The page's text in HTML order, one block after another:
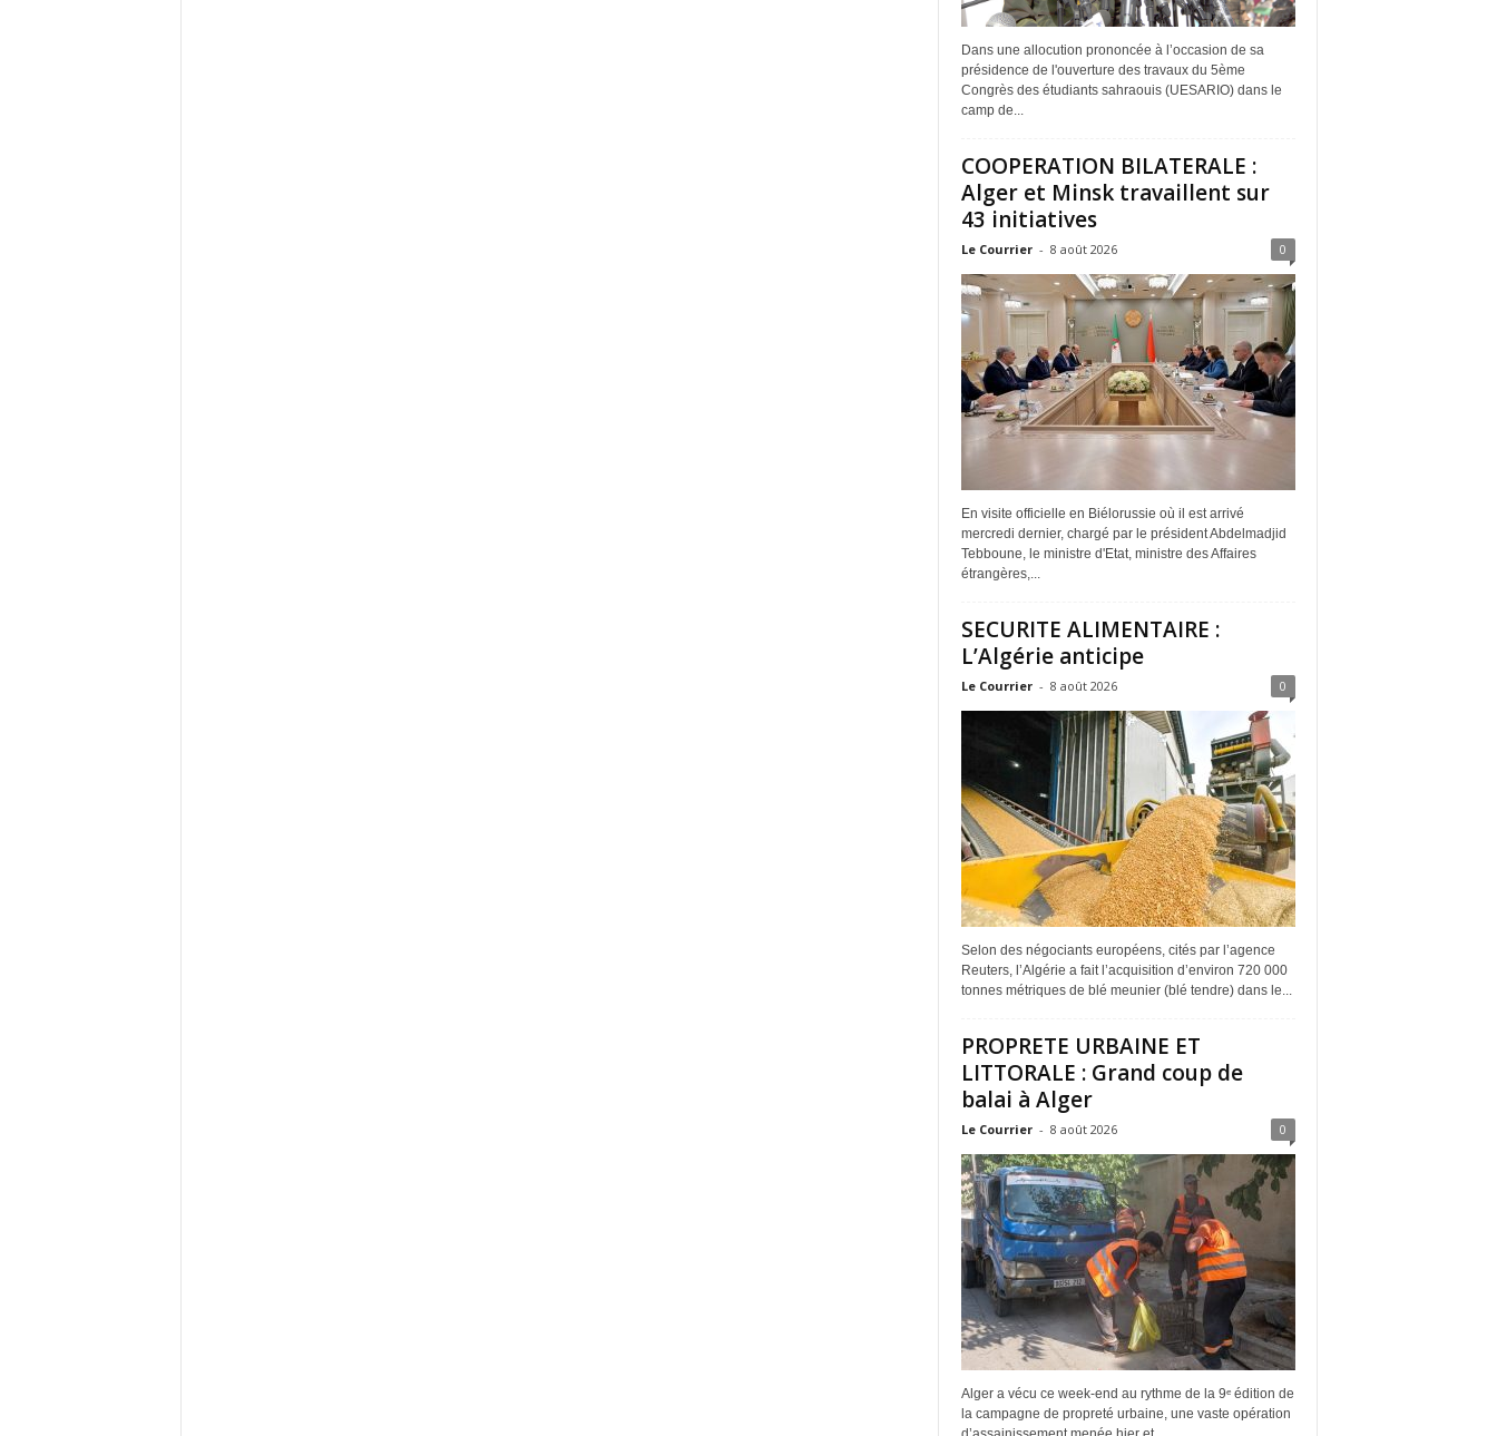
Dans une allocution prononcée à l’occasion de sa
présidence de l'ouverture des travaux du 5ème
Congrès des étudiants sahraouis (UESARIO) dans le
camp de...
COOPERATION BILATERALE :
Alger et Minsk travaillent sur
43 initiatives
Le Courrier - 8 août 2026 0
En visite officielle en Biélorussie où il est arrivé
mercredi dernier, chargé par le président Abdelmadjid
Tebboune, le ministre d'Etat, ministre des Affaires
étrangères,...
SECURITE ALIMENTAIRE :
L’Algérie anticipe
Le Courrier - 8 août 2026 0
Selon des négociants européens, cités par l’agence
Reuters, l’Algérie a fait l’acquisition d’environ 720 000
tonnes métriques de blé meunier (blé tendre) dans le...
PROPRETE URBAINE ET
LITTORALE : Grand coup de
balai à Alger
Le Courrier - 8 août 2026 0
Alger a vécu ce week-end au rythme de la 9ᵉ édition de
la campagne de propreté urbaine, une vaste opération